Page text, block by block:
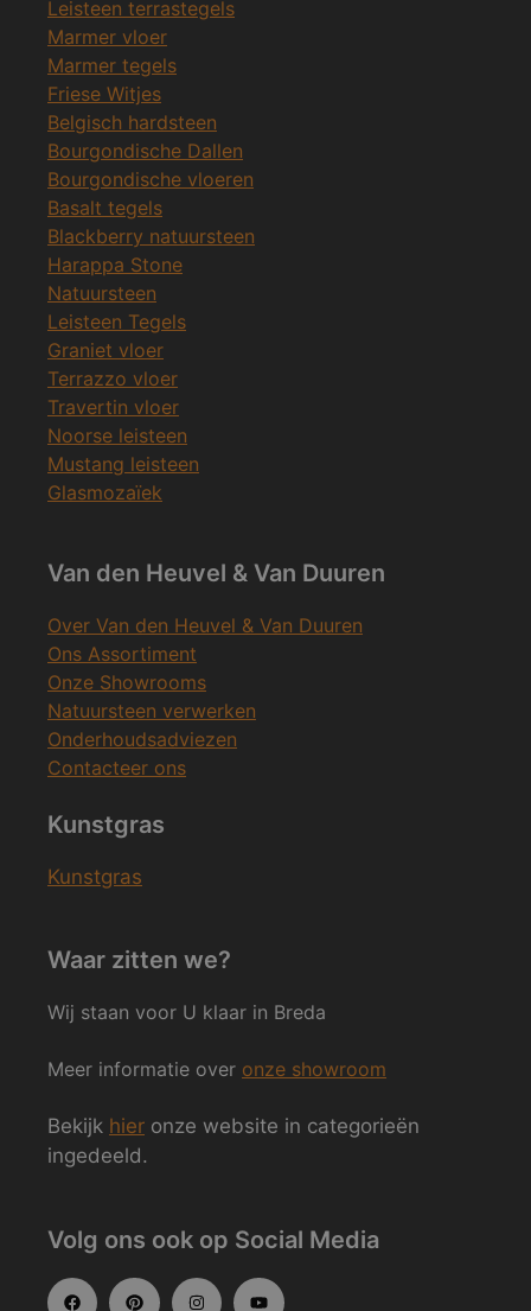
Leisteen terrastegels
Marmer vloer
Marmer tegels
Friese Witjes
Belgisch hardsteen
Bourgondische Dallen
Bourgondische vloeren
Basalt tegels
Blackberry natuursteen
Harappa Stone
Natuursteen
Leisteen Tegels
Graniet vloer
Terrazzo vloer
Travertin vloer
Noorse leisteen
Mustang leisteen
Glasmozaïek
Van den Heuvel & Van Duuren
Over Van den Heuvel & Van Duuren
Ons Assortiment
Onze Showrooms
Natuursteen verwerken
Onderhoudsadviezen
Contacteer ons
Kunstgras
Kunstgras
Waar zitten we?
Wij staan voor U klaar in Breda
Meer informatie over onze showroom
Bekijk hier onze website in categorieën
ingedeeld.
Volg ons ook op Social Media